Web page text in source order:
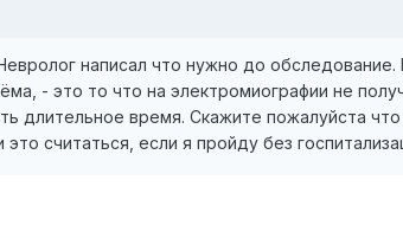
написал что нужно до обследование.
- это то что на электромиографии не
длительное время. Скажите пожалуйста
считаться, если я пройду без